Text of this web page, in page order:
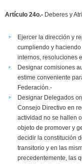
Artículo 24o.- Deberes y
Ejercer la dirección y
cumpliendo y
internos, resoluciones
Designar comisiones
estime conveniente
Federación.-
Designar Delegados
Consejo Directivo en
actividad no se hallen
objeto de promover y
decidir la constitución
transitorio y en las
precedentemente, las